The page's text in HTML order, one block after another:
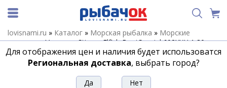
lovisnami.ru » Каталог » Морская рыбалка » Морские
удилища»Удилище Stinger Elfish BoatSpecial 602XXH 1,80m
200-800gr
Удилище Stinger Elfish BoatSpecial
602XXH 1,80m 200-800gr
Для отображения цен и наличия будет использоватся
Региональная доставка, выбрать город?